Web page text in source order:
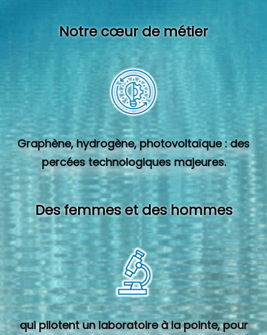
Notre cœur de métier
Graphène, hydrogène, photovoltaïque : des
percées technologiques majeures.
Des femmes et des hommes
qui pilotent un laboratoire à la pointe, pour